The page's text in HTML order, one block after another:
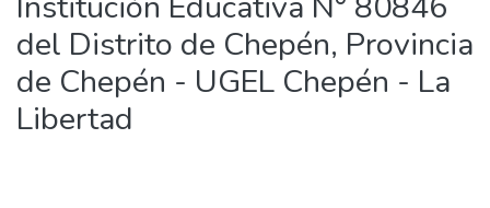
del Distrito de Chepén, Provincia
de Chepén - UGEL Chepén - La
Libertad